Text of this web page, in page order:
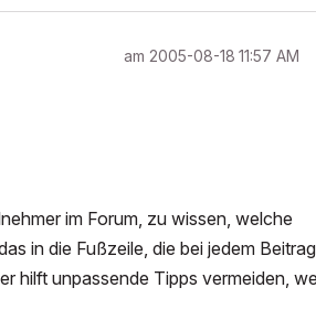
am ‎2005-08-18 11:57 AM
im Forum, zu wissen, welche
in die Fußzeile, die bei jedem Beitrag
hilft unpassende Tipps vermeiden,